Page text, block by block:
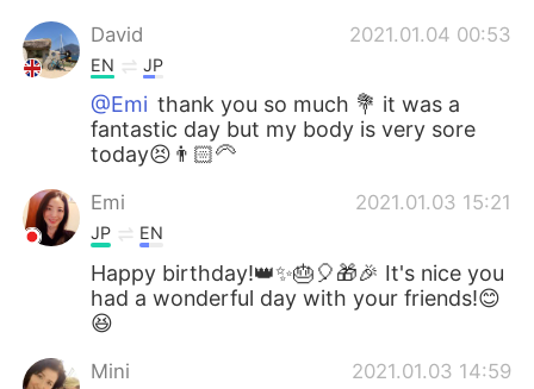
David 2021.01.04 00:53
EN JP
@Emi thank you so much 💐 it was a
fantastic day but my body is very sore
today😣👨🏻‍🦳
Emi 2021.01.03 15:21
JP EN
Happy birthday!👑✨🎂🎈🎁🎉 It's nice you
had a wonderful day with your friends!😊
😆
Mini 2021.01.03 14:59